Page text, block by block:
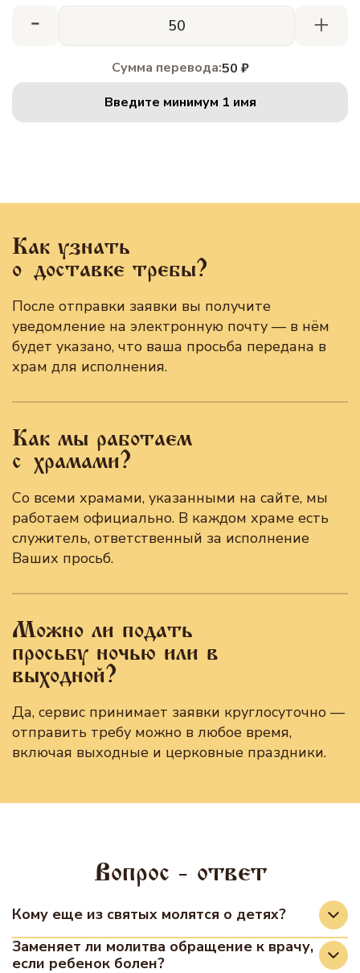
- +
Сумма перевода:50 ₽
Введите минимум 1 имя
Как узнать
о доставке требы?
После отправки заявки вы получите
уведомление на электронную почту — в нём
будет указано, что ваша просьба передана в
храм для исполнения.
Как мы работаем
с храмами?
Со всеми храмами, указанными на сайте, мы
работаем официально. В каждом храме есть
служитель, ответственный за исполнение
Ваших просьб.
Можно ли подать
просьбу ночью или в
выходной?
Да, сервис принимает заявки круглосуточно —
отправить требу можно в любое время,
включая выходные и церковные праздники.
Вопрос - ответ
Кому еще из святых молятся о детях?
Традиционно о детях молятся Господу Иисусу
Христу, Пресвятой Богородице, Ангелу-
Заменяет ли молитва обращение к врачу,
если ребенок болен?